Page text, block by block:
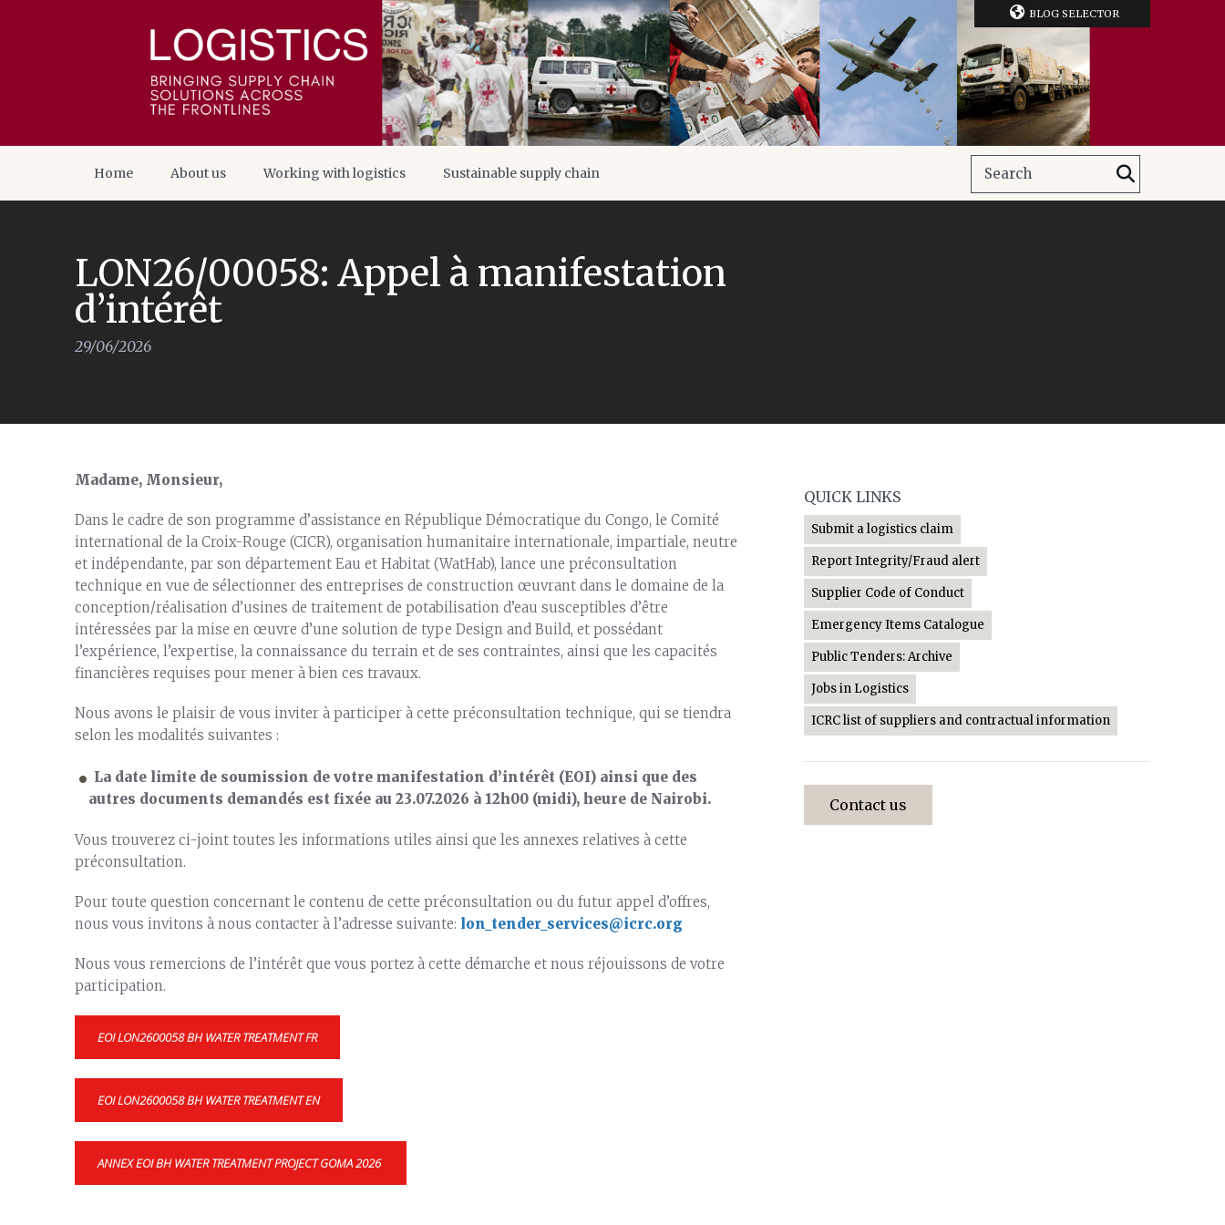
BLOG SELECTOR
Home About us Working with logistics Sustainable supply chain
LON26/00058: Appel à manifestation
d’intérêt
29/06/2026
Madame, Monsieur,
Dans le cadre de son programme d’assistance en République Démocratique du Congo, le Comité
international de la Croix-Rouge (CICR), organisation humanitaire internationale, impartiale, neutre
et indépendante, par son département Eau et Habitat (WatHab), lance une préconsultation
technique en vue de sélectionner des entreprises de construction œuvrant dans le domaine de la
conception/réalisation d’usines de traitement de potabilisation d’eau susceptibles d’être
intéressées par la mise en œuvre d’une solution de type Design and Build, et possédant
l’expérience, l’expertise, la connaissance du terrain et de ses contraintes, ainsi que les capacités
financières requises pour mener à bien ces travaux.
Nous avons le plaisir de vous inviter à participer à cette préconsultation technique, qui se tiendra
selon les modalités suivantes :
La date limite de soumission de votre manifestation d’intérêt (EOI) ainsi que des
autres documents demandés est fixée au 23.07.2026 à 12h00 (midi), heure de Nairobi.
Vous trouverez ci-joint toutes les informations utiles ainsi que les annexes relatives à cette
préconsultation.
Pour toute question concernant le contenu de cette préconsultation ou du futur appel d’offres,
nous vous invitons à nous contacter à l’adresse suivante: lon_tender_services@icrc.org
Nous vous remercions de l’intérêt que vous portez à cette démarche et nous réjouissons de votre
participation.
EOI LON2600058 BH WATER TREATMENT FR
EOI LON2600058 BH WATER TREATMENT EN
ANNEX EOI BH WATER TREATMENT PROJECT GOMA 2026
QUICK LINKS
Submit a logistics claim
Report Integrity/Fraud alert
Supplier Code of Conduct
Emergency Items Catalogue
Public Tenders: Archive
Jobs in Logistics
ICRC list of suppliers and contractual information
Contact us